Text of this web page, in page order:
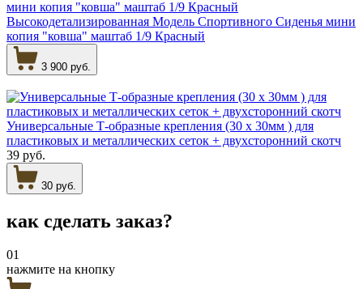
Высокодетализированная Модель Спортивного Сиденья мини
копия "ковша" маштаб 1/9 Красный
3 900 руб.
Универсальные Т-образные крепления (30 х 30мм ) для
пластиковых и металлических сеток + двухсторонний скотч
39 руб.
30 руб.
как сделать заказ?
01
нажмите на кнопку